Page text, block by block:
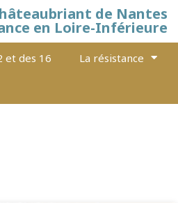
de Nantes
en Loire-Inférieure
et des 16 La résistance